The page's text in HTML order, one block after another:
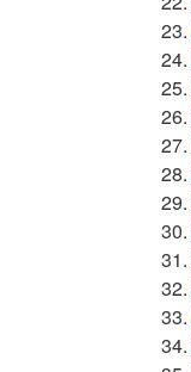
23.
24.
25.
26.
27.
28.
29.
30.
31.
32.
33.
34.